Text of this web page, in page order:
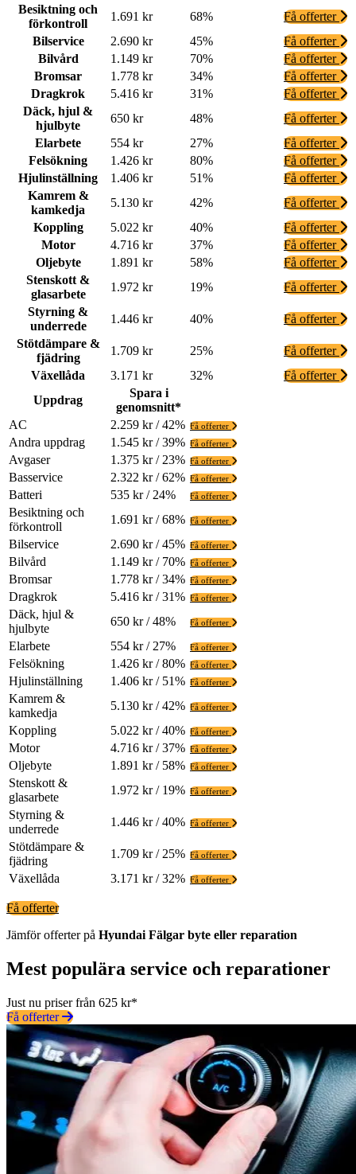
Besiktning och
förkontroll
1.691 kr 68%
Få offerter
Bilservice
2.690 kr 45%
Få offerter
Bilvård
1.149 kr 70%
Få offerter
Bromsar
1.778 kr 34%
Få offerter
Dragkrok
5.416 kr 31%
Få offerter
Däck, hjul &
hjulbyte
650 kr 48%
Få offerter
Elarbete
554 kr 27%
Få offerter
Felsökning
1.426 kr 80%
Få offerter
Hjulinställning
1.406 kr 51%
Få offerter
Kamrem &
kamkedja
5.130 kr 42%
Få offerter
Koppling
5.022 kr 40%
Få offerter
Motor
4.716 kr 37%
Få offerter
Oljebyte
1.891 kr 58%
Få offerter
Stenskott &
glasarbete
1.972 kr 19%
Få offerter
Styrning &
underrede
1.446 kr 40%
Få offerter
Stötdämpare &
fjädring
1.709 kr 25%
Få offerter
Växellåda
3.171 kr 32%
Få offerter
Uppdrag
Spara i
genomsnitt*
AC
2.259 kr / 42% Få offerter
Andra uppdrag 1.545 kr / 39% Få offerter
Avgaser 1.375 kr / 23% Få offerter
Basservice 2.322 kr / 62% Få offerter
Batteri 535 kr / 24% Få offerter
Besiktning och
förkontroll
1.691 kr / 68% Få offerter
Bilservice 2.690 kr / 45% Få offerter
Bilvård 1.149 kr / 70% Få offerter
Bromsar 1.778 kr / 34% Få offerter
Dragkrok 5.416 kr / 31% Få offerter
Däck, hjul &
hjulbyte
650 kr / 48% Få offerter
Elarbete 554 kr / 27% Få offerter
Felsökning 1.426 kr / 80% Få offerter
Hjulinställning 1.406 kr / 51% Få offerter
Kamrem &
kamkedja
5.130 kr / 42% Få offerter
Koppling 5.022 kr / 40% Få offerter
Motor 4.716 kr / 37% Få offerter
Oljebyte 1.891 kr / 58% Få offerter
Stenskott &
glasarbete
1.972 kr / 19% Få offerter
Styrning &
underrede
1.446 kr / 40% Få offerter
Stötdämpare &
fjädring
1.709 kr / 25% Få offerter
Växellåda 3.171 kr / 32% Få offerter
Få offerter
Jämför offerter på Hyundai Fälgar byte eller reparation
Mest populära service och reparationer
Just nu priser från 625 kr*
Få offerter